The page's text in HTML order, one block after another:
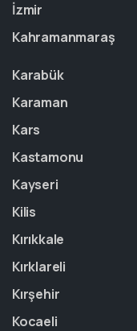
İzmir
Kahramanmaraş
Karabük
Karaman
Kars
Kastamonu
Kayseri
Kilis
Kırıkkale
Kırklareli
Kırşehir
Kocaeli